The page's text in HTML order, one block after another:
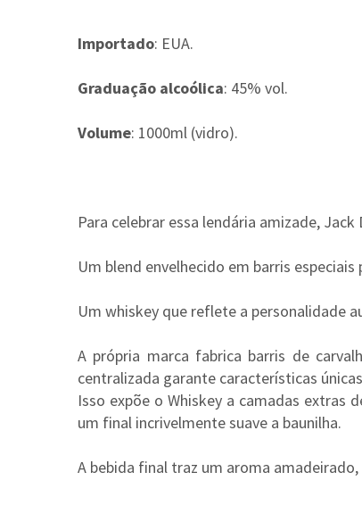
Importado: EUA.
Graduação alcoólica: 45% vol.
Volume: 1000ml (vidro).
Para celebrar essa lendária amizade,
Um blend envelhecido em barris
Um whiskey que reflete a personalidade
A própria marca fabrica barris de
centralizada garante características
Isso expõe o Whiskey a camadas extras
um final incrivelmente suave a baunilha.
A bebida final traz um aroma